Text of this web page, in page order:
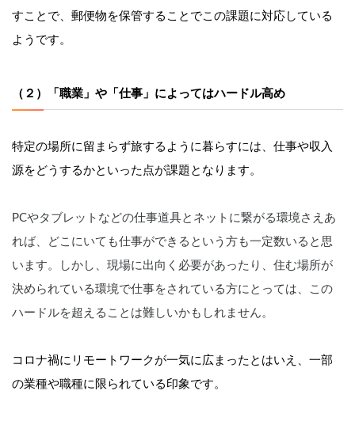
すことで、郵便物を保管することでこの課題に対応している
ようです。
（２）「職業」や「仕事」によってはハードル高め
特定の場所に留まらず旅するように暮らすには、仕事や収入
源をどうするかといった点が課題となります。
PCやタブレットなどの仕事道具とネットに繋がる環境さえあ
れば、どこにいても仕事ができるという方も一定数いると思
います。しかし、 現場に出向く必要があったり、住む場所が
決められている環境で仕事をされている方にとっては、この
ハードルを超えることは難しいかもしれません。
コロナ禍にリモートワークが一気に広まったとはいえ、一部
の業種や職種に限られている印象です。